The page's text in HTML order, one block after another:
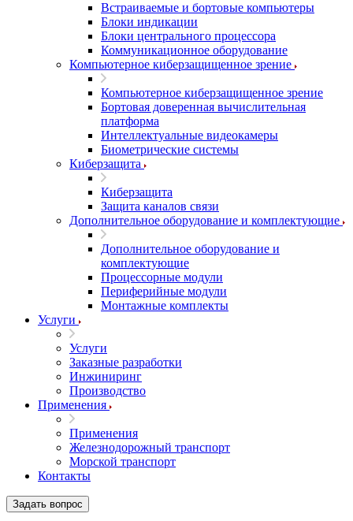
Встраиваемые и бортовые компьютеры
Блоки индикации
Блоки центрального процессора
Коммуникационное оборудование
Компьютерное киберзащищенное зрение
Компьютерное киберзащищенное зрение
Бортовая доверенная вычислительная
платформа
Интеллектуальные видеокамеры
Биометрические системы
Киберзащита
Киберзащита
Защита каналов связи
Дополнительное оборудование и комплектующие
Дополнительное оборудование и
комплектующие
Процессорные модули
Периферийные модули
Монтажные комплекты
Услуги
Услуги
Заказные разработки
Инжиниринг
Производство
Применения
Применения
Железнодорожный транспорт
Морской транспорт
Контакты
Задать вопрос